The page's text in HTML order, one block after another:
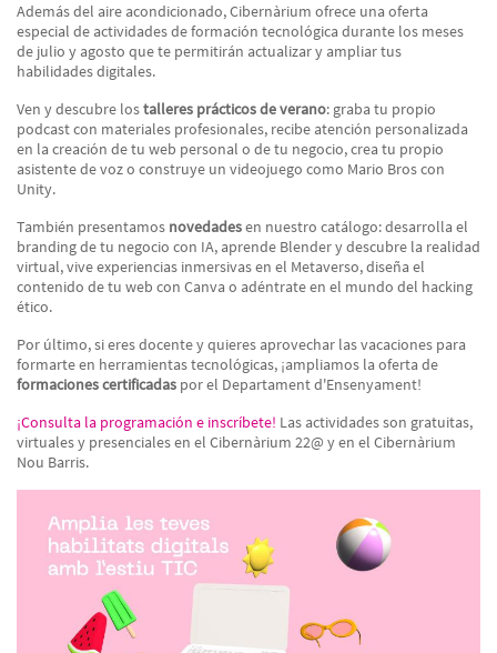
Además del aire acondicionado, Cibernàrium ofrece una oferta
especial de actividades de formación tecnológica durante los meses
de julio y agosto que te permitirán actualizar y ampliar tus
habilidades digitales.
Ven y descubre lostalleres prácticos de verano: graba tu propio
podcast con materiales profesionales, recibe atención personalizada
en la creación de tu web personal o de tu negocio, crea tu propio
asistente de voz o construye un videojuego como Mario Bros con
Unity.
También presentamos novedadesen nuestro catálogo: desarrolla el
branding de tu negocio con IA, aprende Blender y descubre la realidad
virtual, vive experiencias inmersivas en el Metaverso, diseña el
contenido de tu web con Canva o adéntrate en el mundo del hacking
ético.
Por último, si eres docente y quieres aprovechar las vacaciones para
formarte en herramientas tecnológicas, ¡ampliamos la oferta de
formaciones certificadas por el Departament d'Ensenyament!
¡Consulta la programación e inscríbete! Las actividades son gratuitas,
virtuales y presenciales en el Cibernàrium 22@ y en el Cibernàrium
Nou Barris.